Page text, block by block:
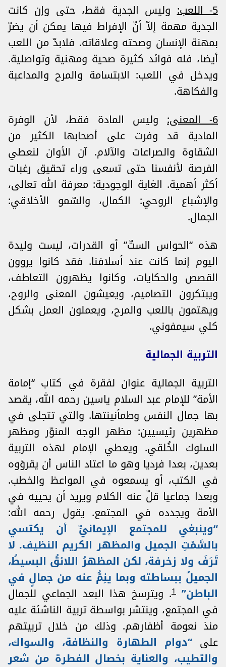
5- اللعب:
وليس الجدية فقط، حتى وإن كانت
الجدية مهمة إلاّ أنّ الإفراط فيها يمكن أن يضرّ
بمهنة الإنسان وصحته وعلاقاته. فلابدّ من اللعب
أيضا، فله فوائد كثيرة صحية ومهنية وتواصلية.
ويدخل في اللعب: الابتسامة والمرح والمداعبة
والفكاهة.
6- المعنى:
وليس المادة فقط، لأن الوفرة
المادية قد وفرت على أصحابها الكثير من
الشقاوة والصراعات والآلام. آن الأوان لنعطي
الفرصة لأنفسنا حتى تسعى وراء تحقيق رغبات
أكثر أهمية. الغاية الوجودية: معرفة الله تعالى،
والإشباع الروحي: الكمال، والسّمو الأخلاقي:
الجمال.
هذه “الحواس الستّ” أو القدرات، ليست وليدة
اليوم إنما كانت عند أسلافنا. فقد كانوا يروون
القصص والحكايات، وكانوا يظهرون التعاطف،
ويبتكرون التصاميم، ويعيشون المعنى والروح،
ويهتمون باللعب والمرح، ويعملون العمل بشكل
كلي سيمفوني.
التربية الجمالية
التربية الجمالية عنوان لفقرة في كتاب “إمامة
الأمة” للإمام عبد السلام ياسين رحمه الله، يقصد
بها جمال النفس وطمأنينتها. والتي تتجلى في
مظهرين رئيسيين: مظهر الوجه المنوّر ومظهر
السلوك الخُلقي. ويعطي الإمام لهذه التربية
بعدين، بعدا فرديا وهو ما اعتاد الناس أن يقرؤوه
في الكتب، أو يسمعوه في المواعظ والخطب.
وبعدا جماعيا قلّ عنه الكلام ويريد أن يحييه في
الأمة ويجدده في المجتمع. يقول رحمه الله:
“وينبغي للمجتمع الإيمانيِّ أن يكتسي
بالسَّمْتِ الجميل والمظهر الكريم النظيف. لا
تَرَفَ ولا زخرفة، لكن المظهرُ اللائقُ البسيطُ،
الجميلُ ببساطته وبما ينِمُّ عنه من جمالٍ في
الباطن” 1. ويترسخ هذا البعد الجماعي للجمال
في المجتمع، وينتشر بواسطة تربية الناشئة عليه
منذ نعومة أظفارهم. وذلك من خلال تربيتهم
على“دوام الطهارة والنظافة، والسواك،
والتطيب، والعناية بخصال الفطرة من شعر